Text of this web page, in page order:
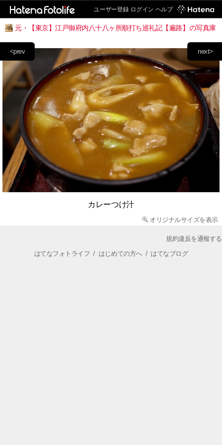
ユーザー登録 ログイン ヘルプ
元・【東京】江戸御府内八十八ヶ所順打ち巡礼記【遍路】の写真庫
next>
<prev
カレーつけ汁
オリジナルサイズを表示
規約違反を通報する
はてなフォトライフ / はじめての方へ/ はてなブログ